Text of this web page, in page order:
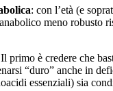
: con l’età (e
meno robusto
è credere che
“duro” anche in
essenziali) sia